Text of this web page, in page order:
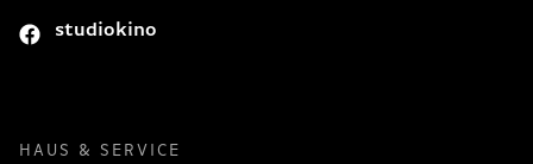
studiokino
HAUS & SERVICE